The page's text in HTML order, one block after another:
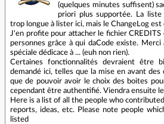
(quelques minutes suffisent)
priori plus supportée. La
trop longue à lister ici, mais le ChangeLog
J'en profite pour attacher le fichier
personnes grâce à qui daCode existe.
spéciale dédicace à ... (euh non rien).
Certaines fonctionnalités devraient être
demandé ici, telles que la mise en avant des
que de pouvoir avoir le choix des boites
cependant être authentifié. Viendra ensuite
Here is a list of all the people who
reports, ideas, etc. Please note people
listed